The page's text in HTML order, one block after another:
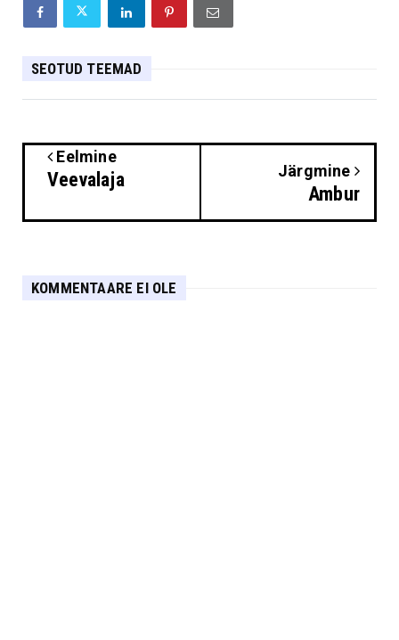
SEOTUD TEEMAD
Eelmine
Veevalaja Järgmine
Ambur
KOMMENTAARE EI OLE